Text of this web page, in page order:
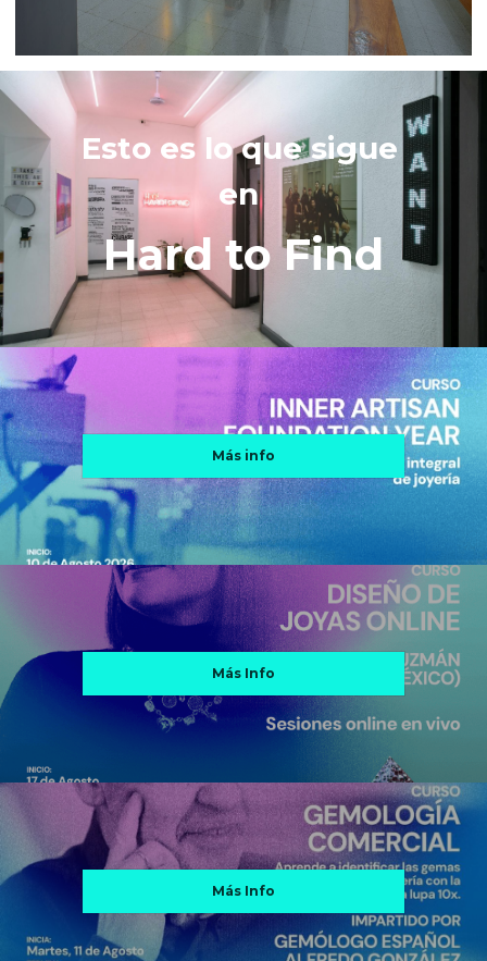
Esto es lo que sigue
en
Hard to Find
Más info
Más Info
Más Info